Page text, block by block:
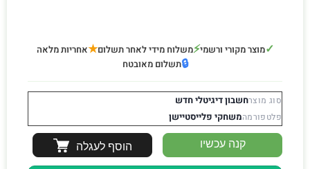
✓מוצר מקורי ורשמי⚡משלוח מידי לאחר תשלום★אחריות מלאה
🔒תשלום מאובטח
סוג מוצרחשבון דיגיטלי חדש
פלטפורמהמשחקי פלייסטיישן
קנה עכשיו הוסף לעגלה